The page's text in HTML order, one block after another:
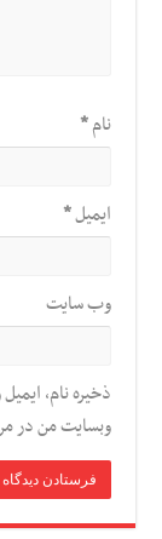
نام*
ایمیل*
وب‌ سایت
ذخیره نام، ایمیل
وبسایت من در